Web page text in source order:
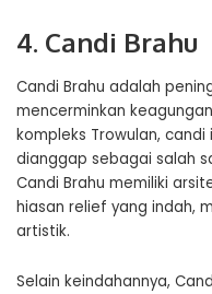
4. Candi Brahu
Candi Brahu adalah
mencerminkan
kompleks Trowulan,
dianggap sebagai salah
Candi Brahu memiliki
hiasan relief yang indah,
artistik.
Selain keindahannya,